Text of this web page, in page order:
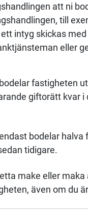
att ni
till
intyg skickas
eller
bodelar fastigheten
giftorätt kvar
bodelar
tidigare.
make eller
även om du